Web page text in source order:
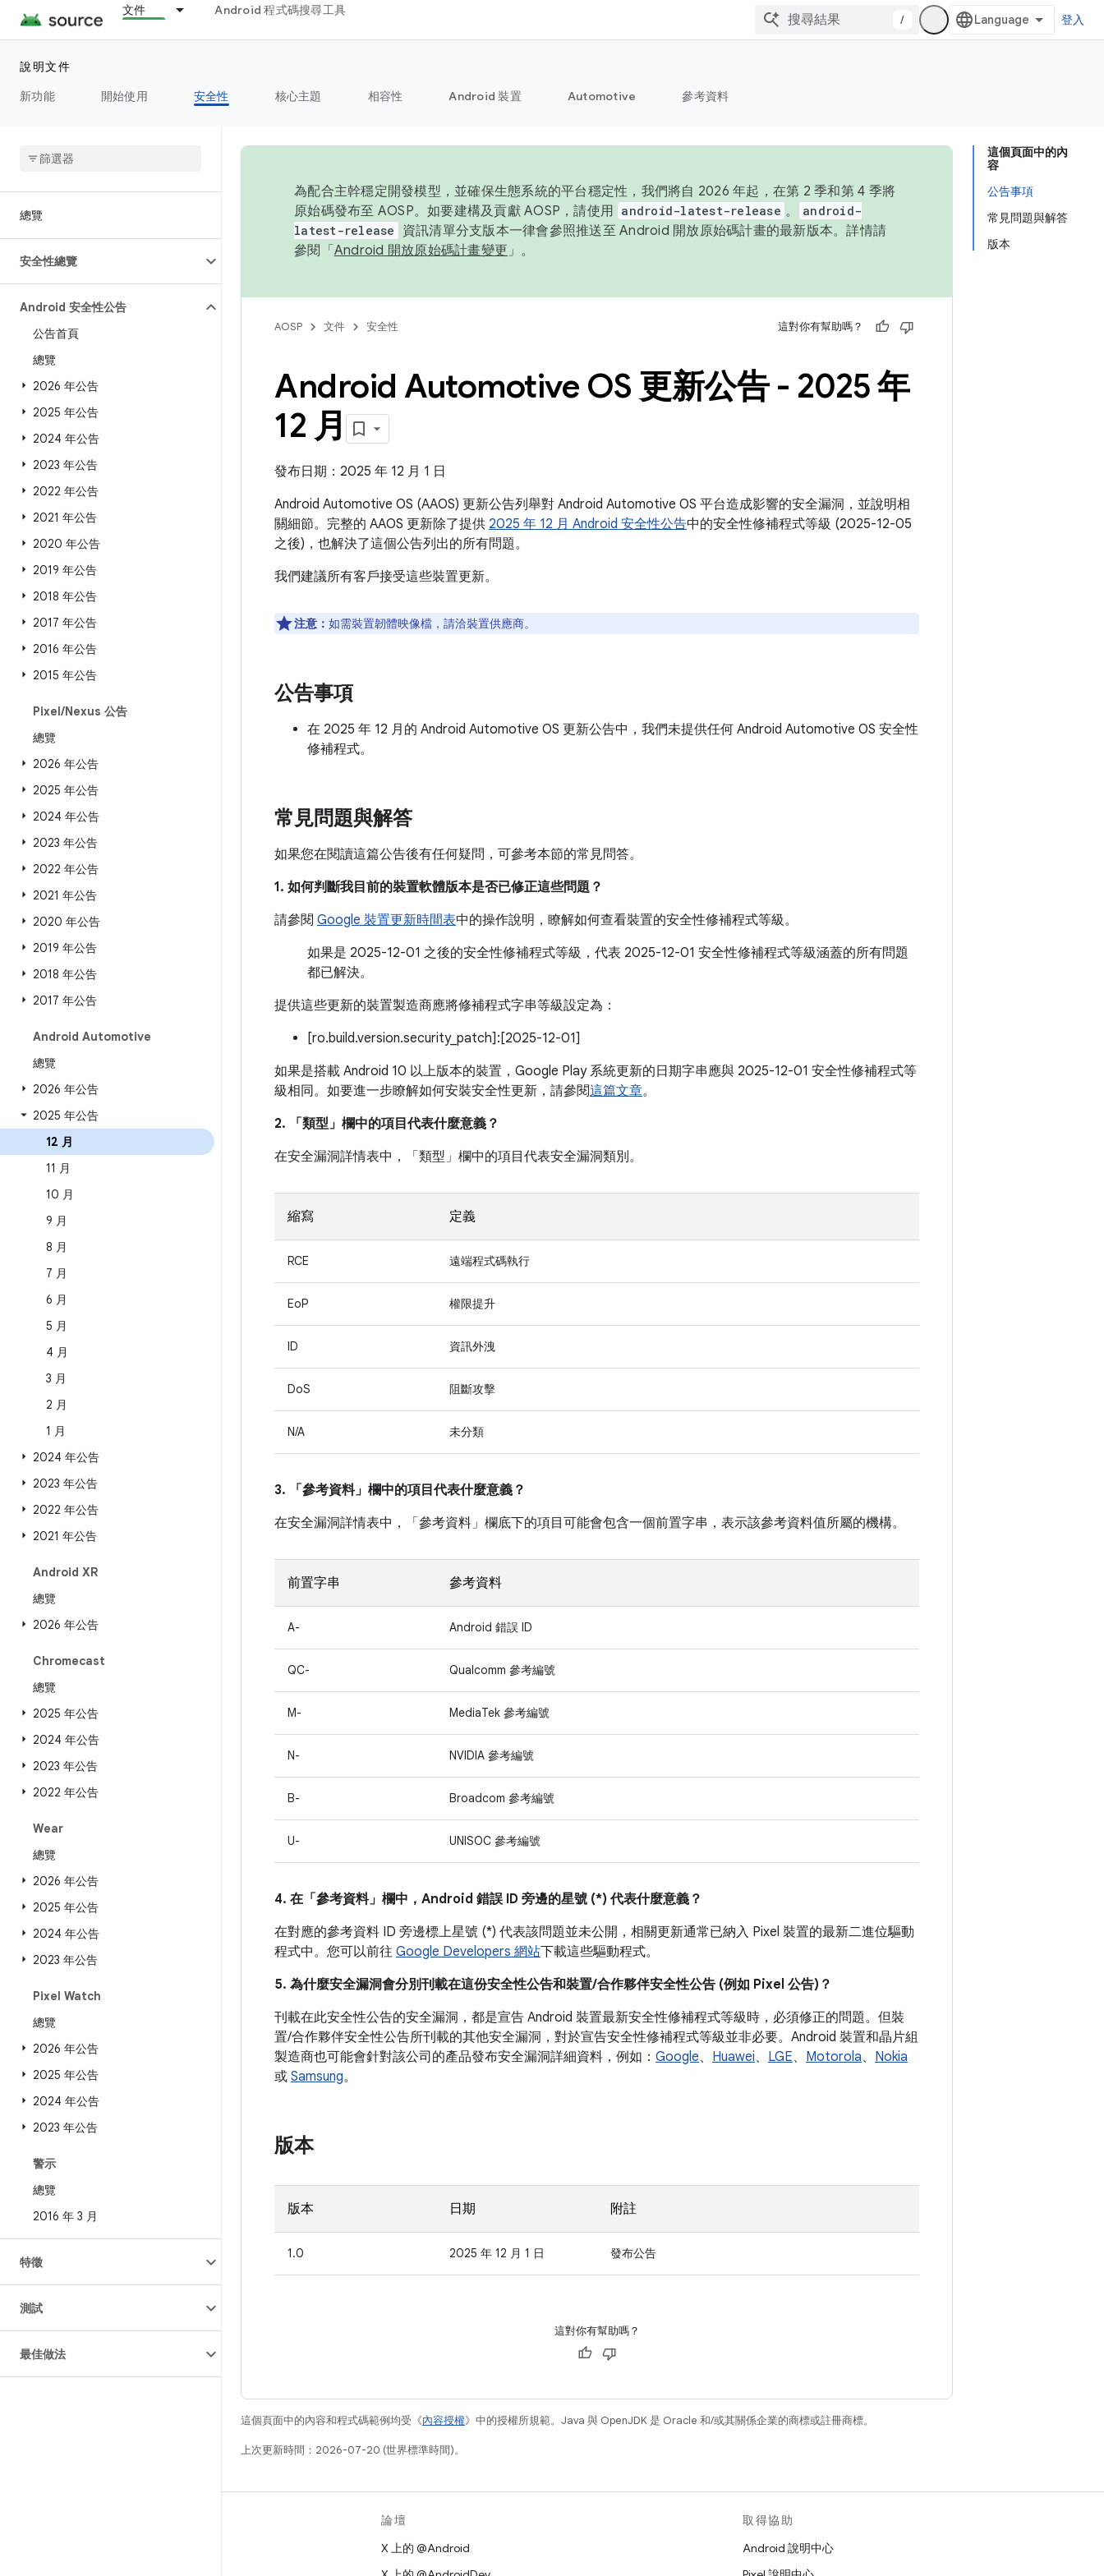
文件 Android 程式碼搜尋工具
/ 登入
說明文件
新功能
開始使用 安全性 核心主題 相容性 Android 裝置 Automotive 參考資料
總覽
安全性總覽
Android 安全性公告
公告首頁
總覽
2026 年公告
2025 年公告
2024 年公告
2023 年公告
2022 年公告
2021 年公告
2020 年公告
2019 年公告
2018 年公告
2017 年公告
2016 年公告
2015 年公告
Pixel/Nexus 公告
總覽
2026 年公告
2025 年公告
2024 年公告
2023 年公告
2022 年公告
2021 年公告
2020 年公告
2019 年公告
2018 年公告
2017 年公告
Android Automotive
總覽
2026 年公告
2025 年公告
12 月
11 月
10 月
9 月
8 月
7 月
6 月
5 月
4 月
3 月
2 月
1 月
2024 年公告
2023 年公告
2022 年公告
2021 年公告
Android XR
總覽
2026 年公告
Chromecast
總覽
2025 年公告
2024 年公告
2023 年公告
2022 年公告
Wear
總覽
2026 年公告
2025 年公告
2024 年公告
2023 年公告
Pixel Watch
總覽
2026 年公告
2025 年公告
2024 年公告
2023 年公告
警示
總覽
2016 年 3 月
特徵
測試
最佳做法
這個頁面中的內
容
公告事項
常見問題與解答
版本
為配合主幹穩定開發模型，並確保生態系統的平台穩定性，我們將自 2026 年起，在第 2 季和第 4 季將
原始碼發布至 AOSP。如要建構及貢獻 AOSP，請使用 android-latest-release 。
android-
latest-release
資訊清單分支版本一律會參照推送至 Android 開放原始碼計畫的最新版本。詳情請
參閱「 Android 開放原始碼計畫變更 」。
AOSP 文件 安全性 這對你有幫助嗎？
Android Automotive OS 更新公告 - 2025 年
12 月
發布日期：2025 年 12 月 1 日
Android Automotive OS (AAOS) 更新公告列舉對 Android Automotive OS 平台造成影響的安全漏洞，並說明相
關細節。完整的 AAOS 更新除了提供 2025 年 12 月 Android 安全性公告中的安全性修補程式等級 (2025-12-05
之後)，也解決了這個公告列出的所有問題。
我們建議所有客戶接受這些裝置更新。
注意： 如需裝置韌體映像檔，請洽裝置供應商。
公告事項
在 2025 年 12 月的 Android Automotive OS 更新公告中，我們未提供任何 Android Automotive OS 安全性
修補程式。
常見問題與解答
如果您在閱讀這篇公告後有任何疑問，可參考本節的常見問答。
1. 如何判斷我目前的裝置軟體版本是否已修正這些問題？
請參閱 Google 裝置更新時間表中的操作說明，瞭解如何查看裝置的安全性修補程式等級。
如果是 2025-12-01 之後的安全性修補程式等級，代表 2025-12-01 安全性修補程式等級涵蓋的所有問題
都已解決。
提供這些更新的裝置製造商應將修補程式字串等級設定為：
[ro.build.version.security_patch]:[2025-12-01]
如果是搭載 Android 10 以上版本的裝置，Google Play 系統更新的日期字串應與 2025-12-01 安全性修補程式等
級相同。如要進一步瞭解如何安裝安全性更新，請參閱這篇文章。
2. 「類型」 欄中的項目代表什麼意義？
在安全漏洞詳情表中，「類型」 欄中的項目代表安全漏洞類別。
縮寫 定義
RCE 遠端程式碼執行
EoP 權限提升
ID 資訊外洩
DoS 阻斷攻擊
N/A 未分類
3. 「參考資料」 欄中的項目代表什麼意義？
在安全漏洞詳情表中，「參考資料」 欄底下的項目可能會包含一個前置字串，表示該參考資料值所屬的機構。
前置字串 參考資料
A- Android 錯誤 ID
QC- Qualcomm 參考編號
M- MediaTek 參考編號
N- NVIDIA 參考編號
B- Broadcom 參考編號
U- UNISOC 參考編號
4. 在「參考資料」 欄中，Android 錯誤 ID 旁邊的星號 (*) 代表什麼意義？
在對應的參考資料 ID 旁邊標上星號 (*) 代表該問題並未公開，相關更新通常已納入 Pixel 裝置的最新二進位驅動
程式中。您可以前往 Google Developers 網站下載這些驅動程式。
5. 為什麼安全漏洞會分別刊載在這份安全性公告和裝置/合作夥伴安全性公告 (例如 Pixel 公告)？
刊載在此安全性公告的安全漏洞，都是宣告 Android 裝置最新安全性修補程式等級時，必須修正的問題。但裝
置/合作夥伴安全性公告所刊載的其他安全漏洞，對於宣告安全性修補程式等級並非必要。Android 裝置和晶片組
製造商也可能會針對該公司的產品發布安全漏洞詳細資料，例如： Google、 Huawei、 LGE、 Motorola、 Nokia
或 Samsung。
版本
版本 日期 附註
1.0 2025 年 12 月 1 日 發布公告
這對你有幫助嗎？
這個頁面中的內容和程式碼範例均受《內容授權》中的授權所規範。Java 與 OpenJDK 是 Oracle 和/或其關係企業的商標或註冊商標。
上次更新時間：2026-07-20 (世界標準時間)。
論壇
X 上的 @Android
取得協助
Android 說明中心